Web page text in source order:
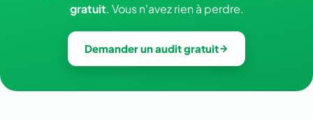
gratuit. Vous n'avez rien à perdre.
Demander un audit gratuit